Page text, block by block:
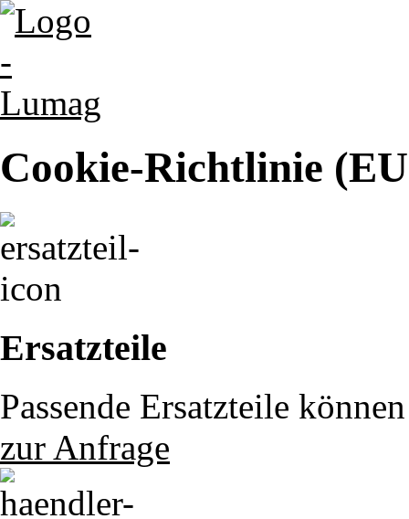
Cookie-Richtlinie
Ersatzteile
Passende Ersatzteile
zur Anfrage